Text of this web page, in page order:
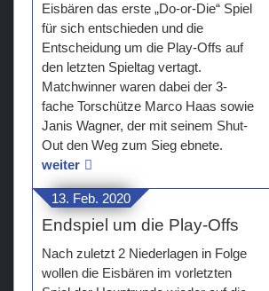
Eisbären das erste „Do-or-Die“ Spiel
für sich entschieden und die
Entscheidung um die Play-Offs auf
den letzten Spieltag vertagt.
Matchwinner waren dabei der 3-
fache Torschütze Marco Haas sowie
Janis Wagner, der mit seinem Shut-
Out den Weg zum Sieg ebnete.
weiter
13. Feb. 2020
Endspiel um die Play-Offs
Nach zuletzt 2 Niederlagen in Folge
wollen die Eisbären im vorletzten